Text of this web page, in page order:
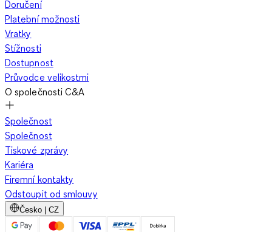
Doručení
Platební možnosti
Vratky
Stížnosti
Dostupnost
Průvodce velikostmi
O společnosti C&A
Společnost
Společnost
Tiskové zprávy
Kariéra
Firemní kontakty
Odstoupit od smlouvy
Česko | CZ